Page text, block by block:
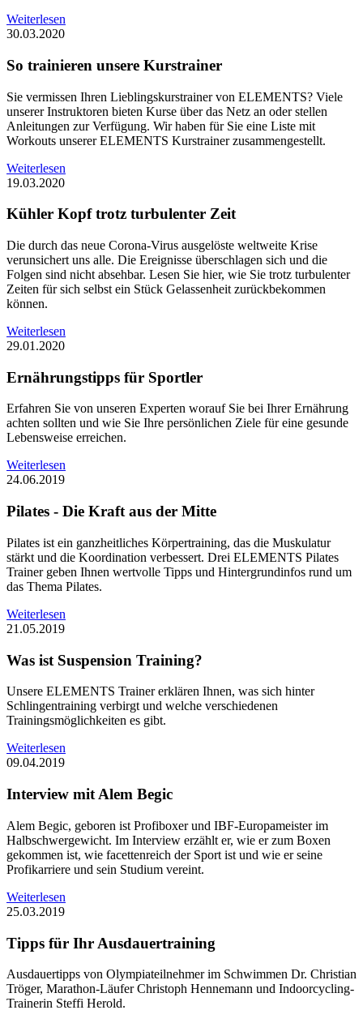
Weiterlesen
30.03.2020
So trainieren unsere Kurstrainer
Sie vermissen Ihren Lieblingskurstrainer von ELEMENTS? Viele
unserer Instruktoren bieten Kurse über das Netz an oder stellen
Anleitungen zur Verfügung. Wir haben für Sie eine Liste mit
Workouts unserer ELEMENTS Kurstrainer zusammengestellt.
Weiterlesen
19.03.2020
Kühler Kopf trotz turbulenter Zeit
Die durch das neue Corona-Virus ausgelöste weltweite Krise
verunsichert uns alle. Die Ereignisse überschlagen sich und die
Folgen sind nicht absehbar. Lesen Sie hier, wie Sie trotz turbulenter
Zeiten für sich selbst ein Stück Gelassenheit zurückbekommen
können.
Weiterlesen
29.01.2020
Ernährungstipps für Sportler
Erfahren Sie von unseren Experten worauf Sie bei Ihrer Ernährung
achten sollten und wie Sie Ihre persönlichen Ziele für eine gesunde
Lebensweise erreichen.
Weiterlesen
24.06.2019
Pilates - Die Kraft aus der Mitte
Pilates ist ein ganzheitliches Körpertraining, das die Muskulatur
stärkt und die Koordination verbessert. Drei ELEMENTS Pilates
Trainer geben Ihnen wertvolle Tipps und Hintergrundinfos rund um
das Thema Pilates.
Weiterlesen
21.05.2019
Was ist Suspension Training?
Unsere ELEMENTS Trainer erklären Ihnen, was sich hinter
Schlingentraining verbirgt und welche verschiedenen
Trainingsmöglichkeiten es gibt.
Weiterlesen
09.04.2019
Interview mit Alem Begic
Alem Begic, geboren ist Profiboxer und IBF-Europameister im
Halbschwergewicht. Im Interview erzählt er, wie er zum Boxen
gekommen ist, wie facettenreich der Sport ist und wie er seine
Profikarriere und sein Studium vereint.
Weiterlesen
25.03.2019
Tipps für Ihr Ausdauertraining
Ausdauertipps von Olympiateilnehmer im Schwimmen Dr. Christian
Tröger, Marathon-Läufer Christoph Hennemann und Indoorcycling-
Trainerin Steffi Herold.